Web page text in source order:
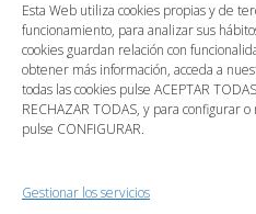
Esta Web utiliza cookies propias y de
funcionamiento, para analizar sus
cookies guardan relación con
obtener más información, acceda a
todas las cookies pulse ACEPTAR
RECHAZAR TODAS, y para configurar
pulse CONFIGURAR.
Gestionar los servicios